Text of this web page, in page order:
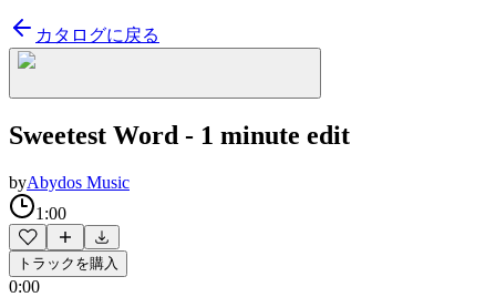
カタログに戻る
Sweetest Word - 1 minute edit
byAbydos Music
1:00
トラックを購入
0:00